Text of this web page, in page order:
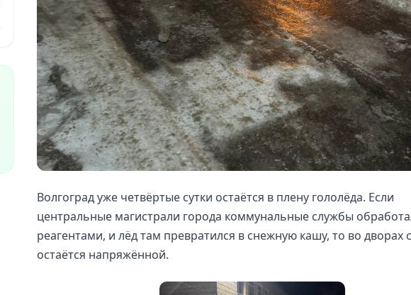
Волгоград уже четвёртые сутки остаётся в плену гололёда. Если
центральные магистрали города коммунальные службы
реагентами, и лёд там превратился в снежную кашу, то во дворах
остаётся напряжённой.